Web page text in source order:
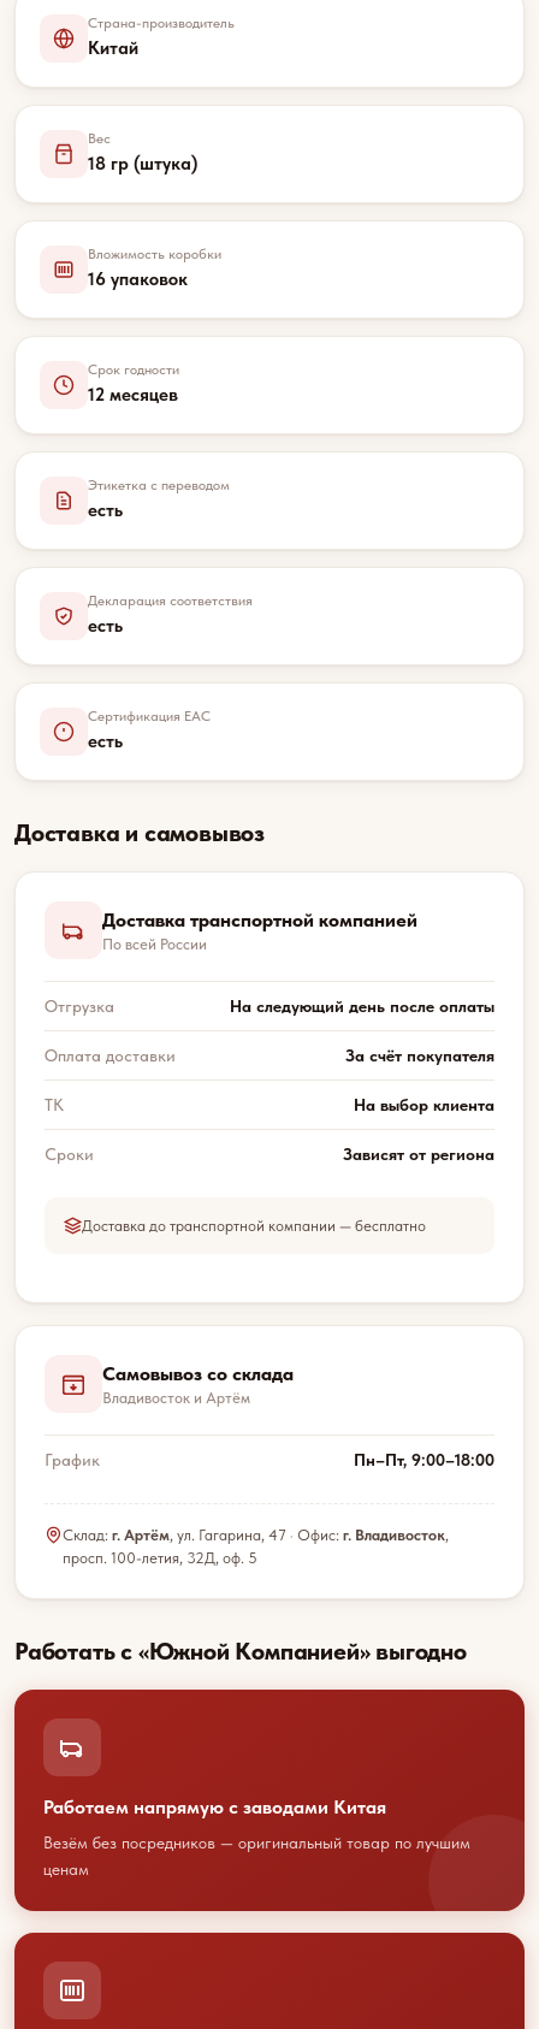
Страна-производитель
Китай
Вес
18 гр (штука)
Вложимость коробки
16 упаковок
Срок годности
12 месяцев
Этикетка с переводом
есть
Декларация соответствия
есть
Сертификация EAC
есть
Доставка и самовывоз
Доставка транспортной компанией
По всей России
Отгрузка На следующий день после оплаты
Оплата доставки За счёт покупателя
ТК На выбор клиента
Сроки Зависят от региона
Доставка до транспортной компании — бесплатно
Самовывоз со склада
Владивосток и Артём
График Пн–Пт, 9:00–18:00
Склад: г. Артём, ул. Гагарина, 47 · Офис: г. Владивосток,
просп. 100-летия, 32Д, оф. 5
Работать с «Южной Компанией» выгодно
Работаем напрямую с заводами Китая
Везём без посредников — оригинальный товар по лучшим
ценам
Обсудим
Свяжитесь с нами любым